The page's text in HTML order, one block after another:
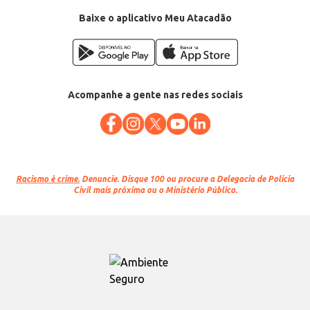
Baixe o aplicativo Meu Atacadão
Acompanhe a gente nas redes sociais
Racismo é crime. Denuncie. Disque 100 ou procure a Delegacia de Polícia
Civil mais próxima ou o Ministério Público.